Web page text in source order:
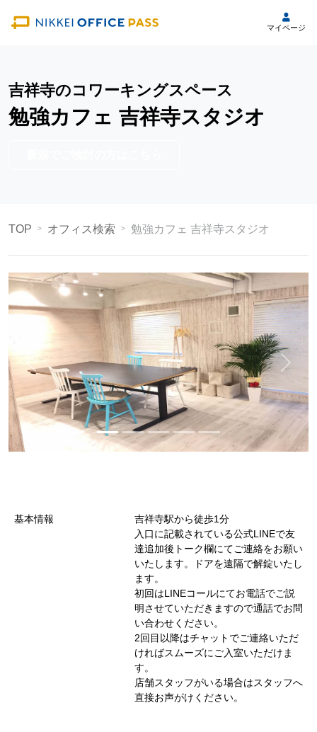
マイページ
吉祥寺のコワーキングスペース
勉強カフェ 吉祥寺スタジオ
TOP オフィス検索 勉強カフェ 吉祥寺スタジオ
基本情報
吉祥寺駅から徒歩1分
入口に記載されている公式LINEで友
達追加後トーク欄にてご連絡をお願い
いたします。ドアを遠隔で解錠いたし
ます。
初回はLINEコールにてお電話でご説
明させていただきますので通話でお問
い合わせください。
2回目以降はチャットでご連絡いただ
ければスムーズにご入室いただけま
す。
店舗スタッフがいる場合はスタッフへ
直接お声がけください。